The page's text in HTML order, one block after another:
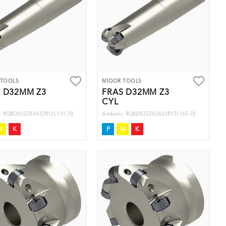
D32MM Z3
RQ8D032Z03A32R12L131-70
K
MIQOR TOOLS
FRÄS D32MM Z3
CYL
Artikelnr: RQ8D032Z03A32R12L165-70
P M K